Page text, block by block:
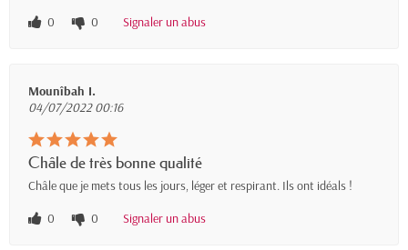
0
0 Signaler un abus
Mounîbah I.
04/07/2022 00:16
Châle de très bonne qualité
Châle que je mets tous les jours, léger et respirant. Ils ont idéals !
0
0 Signaler un abus